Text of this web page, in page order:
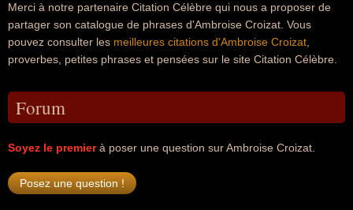
Merci à notre partenaire Citation Célèbre qui nous a proposer de
partager son catalogue de phrases d'Ambroise Croizat. Vous
pouvez consulter les meilleures citations d'Ambroise Croizat
proverbes, petites phrases et pensées sur le site Citation Célèbre.
Forum
Soyez le premierà poser une question sur Ambroise Croizat.